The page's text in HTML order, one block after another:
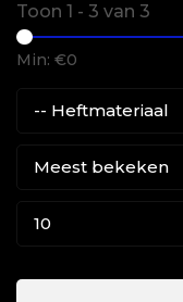
Toon 1 - 3 van 3
Min: €0
-- Heftmateriaal
Meest bekeken
10